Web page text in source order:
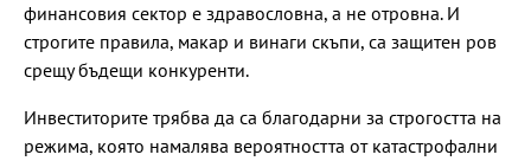
финансовия сектор е здравословна, а не отровна. И
строгите правила, макар и винаги скъпи, са защитен ров
срещу бъдещи конкуренти.
Инвеститорите трябва да са благодарни за строгостта на
режима, която намалява вероятността от катастрофални